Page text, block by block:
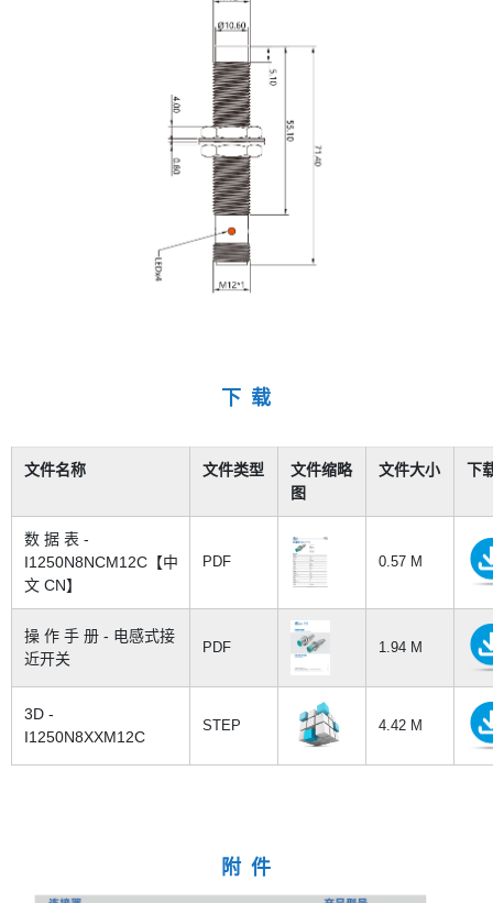
下 载
文件名称 文件类型
文件缩略
图
文件大小 下
数 据 表 -
I1250N8NCM12C【中
文 CN】
PDF 0.57 M
操 作 手 册 - 电感式接
近开关
PDF 1.94 M
3D -
I1250N8XXM12C
STEP 4.42 M
附 件